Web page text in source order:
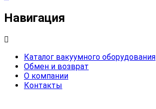
Навигация
Каталог вакуумного оборудования
Обмен и возврат
О компании
Контакты